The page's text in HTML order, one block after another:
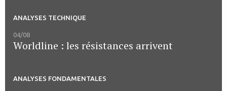
ANALYSES TECHNIQUE
04/08
Worldline : les résistances arrivent
ANALYSES FONDAMENTALES